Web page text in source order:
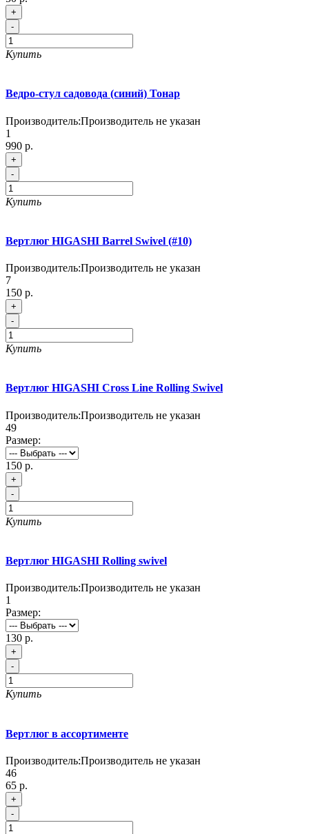
+
-
Купить
Ведро-стул садовода (синий) Тонар
Производитель:Производитель не указан
1
990 р.
+
-
Купить
Вертлюг HIGASHI Barrel Swivel (#10)
Производитель:Производитель не указан
7
150 р.
+
-
Купить
Вертлюг HIGASHI Cross Line Rolling Swivel
Производитель:Производитель не указан
49
Размер:
150 р.
+
-
Купить
Вертлюг HIGASHI Rolling swivel
Производитель:Производитель не указан
1
Размер:
130 р.
+
-
Купить
Вертлюг в ассортименте
Производитель:Производитель не указан
46
65 р.
+
-